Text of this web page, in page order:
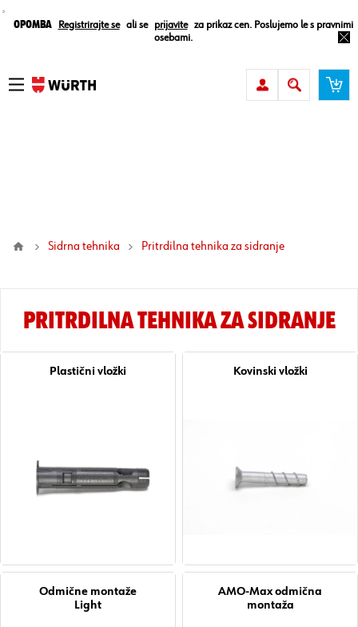
¸
Opomba Registrirajte se ali se prijavite
za prikaz cen. Poslujemo le s pravnimi
osebami.
Sidrna tehnika pritrdilna tehnika za sidranje
PRITRDILNA TEHNIKA ZA SIDRANJE
Plastični vložki Kovinski vložki
Odmične montaže
Light
AMO-Max odmična
montaža